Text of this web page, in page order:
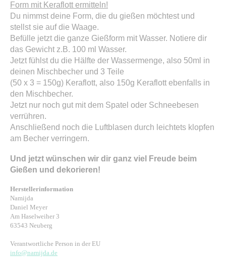
Form mit Keraflott ermitteln!
Du nimmst deine Form, die du gießen möchtest und
stellst sie auf die Waage.
Befülle jetzt die ganze Gießform mit Wasser. Notiere dir
das Gewicht z.B. 100 ml Wasser.
Jetzt fühlst du die Hälfte der Wassermenge, also 50ml in
deinen Mischbecher und 3 Teile
(50 x 3 = 150g) Keraflott, also 150g Keraflott ebenfalls in
den Mischbecher.
Jetzt nur noch gut mit dem Spatel oder Schneebesen
verrühren.
Anschließend noch die Luftblasen durch leichtets klopfen
am Becher verringern.
Und jetzt wünschen wir dir ganz viel Freude beim
Gießen und dekorieren!
Herstellerinformation
Namijda
Daniel Meyer
Am Haselweiher 3
63543 Neuberg
Verantwortliche Person in der EU
info@namijda.de